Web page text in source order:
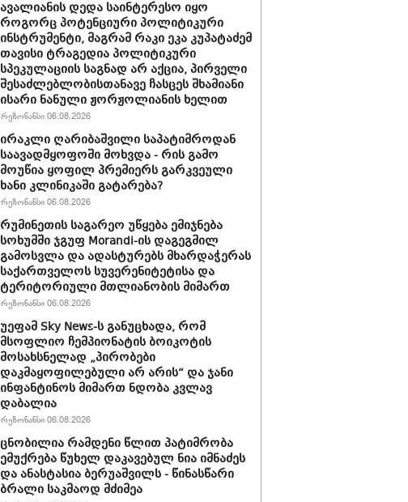
ავალიანის დედა საინტერესო იყო
როგორც პოტენციური პოლიტიკური
ინსტრუმენტი, მაგრამ რაკი ეკა კუპატაძემ
თავისი ტრაგედია პოლიტიკური
სპეკულაციის საგნად არ აქცია, პირველი
შესაძლებლობისთანავე ჩასცეს შხამიანი
ისარი ნანული ჟორჟოლიანის ხელით
რეზონანსი 06.08.2026
ირაკლი ღარიბაშვილი საპატიმროდან
საავადმყოფოში მოხვდა - რის გამო
მოუწია ყოფილ პრემიერს გარკვეული
ხანი კლინიკაში გატარება?
რეზონანსი 06.08.2026
რუმინეთის საგარეო უწყება ემიჯნება
სოხუმში ჯგუფ Morandi-ის დაგეგმილ
გამოსვლა და ადასტურებს მხარდაჭერას
საქართველოს სუვერენიტეტისა და
ტერიტორიული მთლიანობის მიმართ
რეზონანსი 06.08.2026
უეფამ Sky News-ს განუცხადა, რომ
მსოფლიო ჩემპიონატის ბოიკოტის
მოსახსნელად „პირობები
დაკმაყოფილებული არ არის“ და ჯანი
ინფანტინოს მიმართ ნდობა კვლავ
დაბალია
რეზონანსი 06.08.2026
ცნობილია რამდენი წლით პატიმრობა
ემუქრება წუხელ დაკავებულ ნია იმნაძეს
და ანასტასია ბერუაშვილს - წინასწარი
ბრალი საკმაოდ მძიმეა